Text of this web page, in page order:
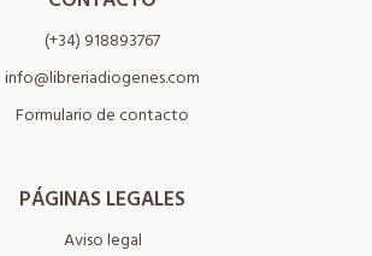
(+34) 918893767
info@libreriadiogenes.com
Formulario de contacto
PÁGINAS LEGALES
Aviso legal